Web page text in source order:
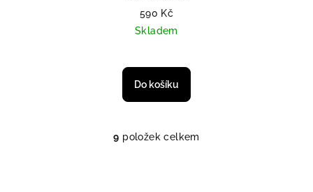
590 Kč
Skladem
Do košíku
Ovládací prvky výpisu
9 položek celkem